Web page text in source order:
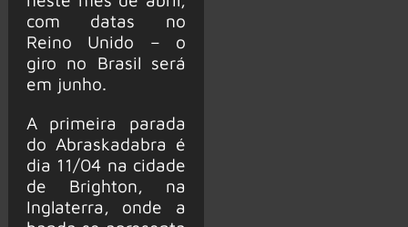
com datas no
Reino Unido – o
giro no Brasil será
em junho.
A primeira parada
do Abraskadabra é
dia 11/04 na cidade
de Brighton, na
Inglaterra, onde a